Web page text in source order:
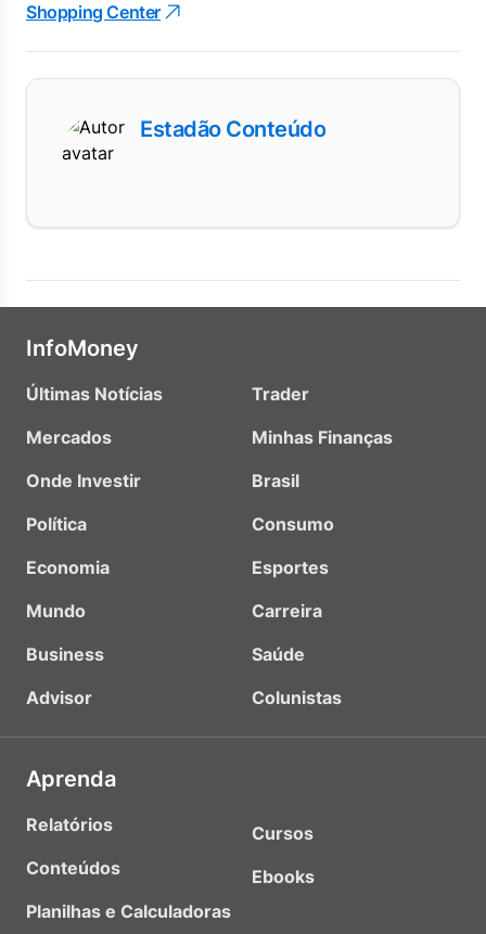
Shopping Center
Estadão Conteúdo
InfoMoney
Últimas Notícias
Mercados
Onde Investir
Política
Economia
Mundo
Business
Advisor
Trader
Minhas Finanças
Brasil
Consumo
Esportes
Carreira
Saúde
Colunistas
Aprenda
Relatórios
Conteúdos
Planilhas e Calculadoras
Cursos
Ebooks